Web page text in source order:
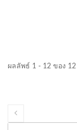
ผลลัพธ์ 1 - 12 ของ 12